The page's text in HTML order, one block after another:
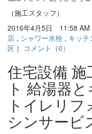
（施工スタッフ）
2016年4月5日 11:58 AM
店 , シャワー水栓 , キッチ
区 ｜ コメント（0）
住宅設備
ト 給湯器
トイレリ
シンサービ